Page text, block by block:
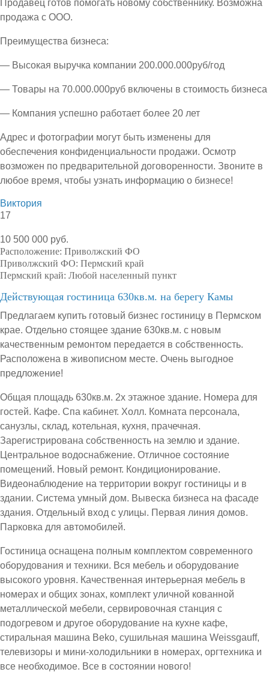
Продавец готов помогать новому собственнику. Возможна
продажа с ООО.
Преимущества бизнеса:
— Высокая выручка компании 200.000.000руб/год
— Товары на 70.000.000руб включены в стоимость бизнеса
— Компания успешно работает более 20 лет
Адрес и фотографии могут быть изменены для
обеспечения конфиденциальности продажи. Осмотр
возможен по предварительной договоренности. Звоните в
любое время, чтобы узнать информацию о бизнесе!
Виктория
17
10 500 000 руб.
Расположение: Приволжский ФО
Приволжский ФО: Пермский край
Пермский край: Любой населенный пункт
Действующая гостиница 630кв.м. на берегу Камы
Предлагаем купить готовый бизнес гостиницу в Пермском
крае. Отдельно стоящее здание 630кв.м. с новым
качественным ремонтом передается в собственность.
Расположена в живописном месте. Очень выгодное
предложение!
Общая площадь 630кв.м. 2х этажное здание. Номера для
гостей. Кафе. Спа кабинет. Холл. Комната персонала,
санузлы, склад, котельная, кухня, прачечная.
Зарегистрирована собственность на землю и здание.
Центральное водоснабжение. Отличное состояние
помещений. Новый ремонт. Кондиционирование.
Видеонаблюдение на территории вокруг гостиницы и в
здании. Система умный дом. Вывеска бизнеса на фасаде
здания. Отдельный вход с улицы. Первая линия домов.
Парковка для автомобилей.
Гостиница оснащена полным комплектом современного
оборудования и техники. Вся мебель и оборудование
высокого уровня. Качественная интерьерная мебель в
номерах и общих зонах, комплект уличной кованной
металлической мебели, сервировочная станция с
подогревом и другое оборудование на кухне кафе,
стиральная машина Beko, сушильная машина Weissgauff,
телевизоры и мини-холодильники в номерах, оргтехника и
все необходимое. Все в состоянии нового!